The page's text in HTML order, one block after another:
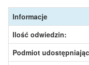
Informacje
Ilość odwiedzin:
Podmiot